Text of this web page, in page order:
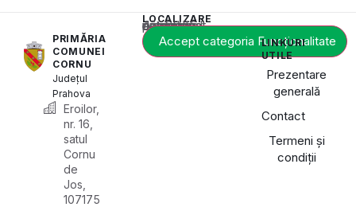
PRIMĂRIA
COMUNEI
CORNU
Județul
Prahova
Eroilor,
nr. 16,
satul
Cornu
de
Jos,
107175
LOCALIZARE
Acest conținut este blocat până când acceptați categoria de cookie-uri necesară.
Accept categoria Funcționalitate
LINKURI
UTILE
Prezentare
generală
Contact
Termeni și
condiții